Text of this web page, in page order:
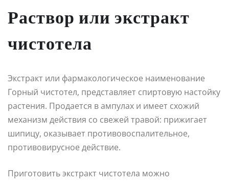
Раствор или экстракт
чистотела
Экстракт или фармакологическое наименование
Горный чистотел, представляет спиртовую настойку
растения. Продается в ампулах и имеет схожий
механизм действия со свежей травой: прижигает
шипицу, оказывает противовоспалительное,
противовирусное действие.
Приготовить экстракт чистотела можно